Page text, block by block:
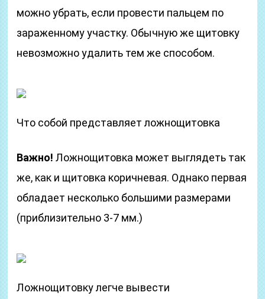
можно убрать, если провести пальцем по
зараженному участку. Обычную же щитовку
невозможно удалить тем же способом.
Что собой представляет ложнощитовка
Важно! Ложнощитовка может выглядеть так
же, как и щитовка коричневая. Однако первая
обладает несколько большими размерами
(приблизительно 3-7 мм.)
Ложнощитовку легче вывести